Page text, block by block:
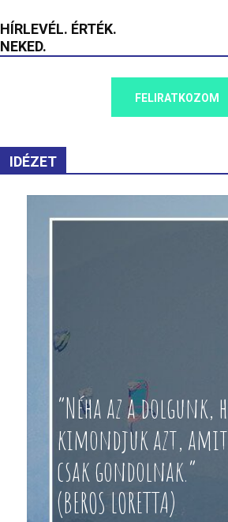
HÍRLEVÉL. ÉRTÉK.
NEKED.
FELIRATKOZOM
IDÉZET
“Néha az a dolgunk,
kimondjuk azt,
csak gondolnak.”
(BEROS LORETTA)